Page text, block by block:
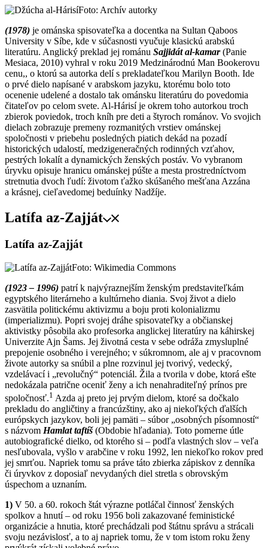
Foto: Archív autorky
(1978) je ománska spisovateľka a docentka na Sultan Qaboos
University v Síbe, kde v súčasnosti vyučuje klasickú arabskú
literatúru. Anglický preklad jej románu Sajjidát al-kamar(Panie
Mesiaca, 2010) vyhral v roku 2019 Medzinárodnú Man Bookerovu
cenu,, o ktorú sa autorka delí s prekladateľkou Marilyn Booth. Ide
o prvé dielo napísané v arabskom jazyku, ktorému bolo toto
ocenenie udelené a dostalo tak ománsku literatúru do povedomia
čitateľov po celom svete. Al-Hárisí je okrem toho autorkou troch
zbierok poviedok, troch kníh pre deti a štyroch románov. Vo svojich
dielach zobrazuje premeny rozmanitých vrstiev ománskej
spoločnosti v priebehu posledných piatich dekád na pozadí
historických udalostí, medzigeneračných rodinných vzťahov,
pestrých lokalít a dynamických ženských postáv. Vo vybranom
úryvku opisuje hranicu ománskej púšte a mesta prostredníctvom
stretnutia dvoch ľudí: životom ťažko skúšaného mešťana Azzána
a krásnej, cieľavedomej beduínky Nadžíje.
Latífa az-Zajját
Latífa az-Zajját
Foto: Wikimedia Commons
(1923 – 1996) patrí k najvýraznejším ženským predstaviteľkám
egyptského literárneho a kultúrneho diania. Svoj život a dielo
zasvätila politickému aktivizmu a boju proti kolonializmu
(imperializmu). Popri svojej dráhe spisovateľky a občianskej
aktivistky pôsobila ako profesorka anglickej literatúry na káhirskej
Univerzite Ajn Šams. Jej životná cesta v sebe odráža zmysluplné
prepojenie osobného i verejného; v súkromnom, ale aj v pracovnom
živote autorky sa snúbil a plne rozvinul jej tvorivý, vedecký,
vzdelávací i „revolučný“ potenciál. Žila a tvorila v dobe, ktorá ešte
nedokázala patrične oceniť ženy a ich nenahraditeľný prínos pre
spoločnosť.1 Azda aj preto jej prvým dielom, ktoré sa dočkalo
prekladu do angličtiny a francúzštiny, ako aj niekoľkých ďalších
európskych jazykov, boli jej pamäti – súbor „osobných písomností“
s názvom Hamlat taftíš(Obdobie hľadania). Toto pomerne útle
autobiografické dielko, od ktorého si – podľa vlastných slov – veľa
nesľubovala, vyšlo v arabčine v roku 1992, len niekoľko rokov pred
jej smrťou. Napriek tomu sa práve táto zbierka zápiskov z denníka
či úryvkov z doposiaľ nevydaných diel stretla s obrovským
úspechom a uznaním.
1) V 50. a 60. rokoch štát výrazne potláčal činnosť ženských
spolkov a hnutí – od roku 1956 boli zakazované feministické
organizácie a hnutia, ktoré prechádzali pod štátnu správu a strácali
svoju nezávislosť, a to aj napriek tomu, že v tom istom roku ženy